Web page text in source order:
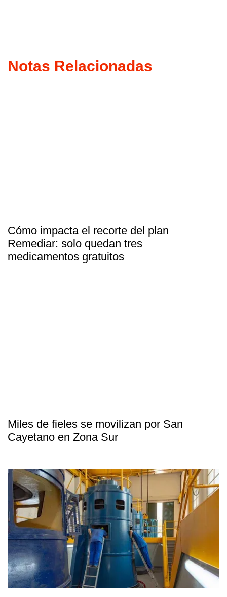
Notas Relacionadas
Cómo impacta el recorte del plan
Remediar: solo quedan tres
medicamentos gratuitos
Miles de fieles se movilizan por San
Cayetano en Zona Sur